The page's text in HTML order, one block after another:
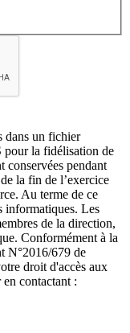
dans un fichier
la fidélisation de
conservées pendant
la fin de l’exercice
Au terme de ce
informatiques. Les
de la direction,
Conformément à la
N°2016/679 de
droit d'accès aux
contactant :